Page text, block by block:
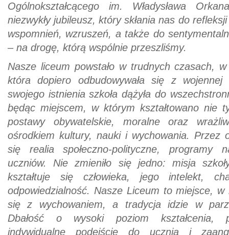
Ogólnokształcącego im. Władysława
niezwykły jubileusz, który skłania nas do
wspomnień, wzruszeń, a także do
– na drogę, którą wspólnie przeszliśmy.
Nasze liceum powstało w trudnych czasach,
która dopiero odbudowywała się z
swojego istnienia szkoła dążyła do
będąc miejscem, w którym kształtowano nie
postawy obywatelskie, moralne oraz
ośrodkiem kultury, nauki i wychowania. Przez
się realia społeczno-polityczne, programy
uczniów. Nie zmieniło się jedno: misja
kształtuje się człowieka, jego intelekt,
odpowiedzialność. Nasze Liceum to miejsce,
się z wychowaniem, a tradycja idzie w
Dbałość o wysoki poziom kształcenia,
indywidualne podejście do ucznia i